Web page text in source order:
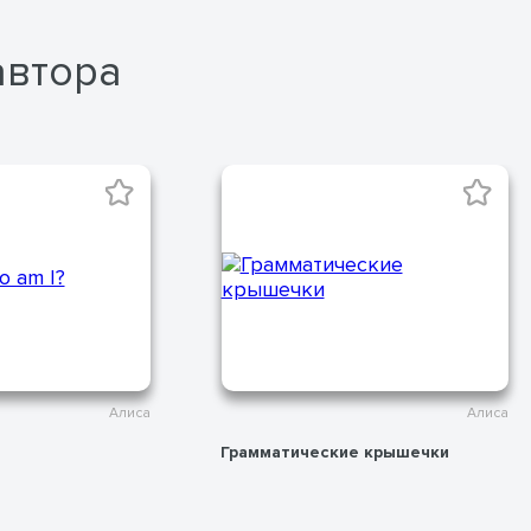
Алиса Алиса
Грамматические крышечки